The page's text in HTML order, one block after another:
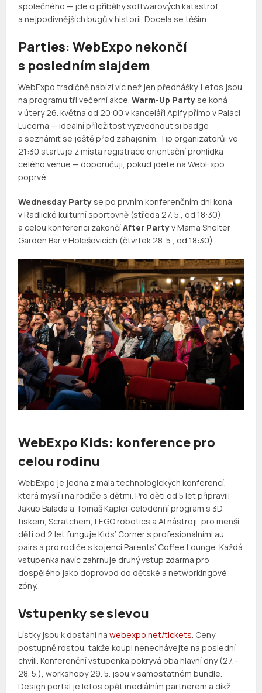
společného — jde o příběhy softwarových katastrof
a nejpodivnějších bugů v historii. Docela se těším.
Parties: WebExpo nekončí
s posledním slajdem
WebExpo tradičně nabízí víc než jen přednášky. Letos jsou
na programu tři večerní akce.Warm-Up Party se koná
v úterý 26. května od 20:00 v kanceláři Apify přímo v Paláci
Lucerna — ideální příležitost vyzvednout si badge
a seznámit se ještě před zahájením. Tip organizátorů: ve
21:30 startuje z místa registrace orientační prohlídka
celého venue — doporučuji, pokud jdete na WebExpo
poprvé.
Wednesday Party se po prvním konferenčním dni koná
v Radlické kulturní sportovně (středa 27. 5., od 18:30)
a celou konferenci zakončíAfter Partyv Mama Shelter
Garden Bar v Holešovicích (čtvrtek 28. 5., od 18:30).
WebExpo Kids: konference pro
celou rodinu
WebExpo je jedna z mála technologických konferencí,
která myslí i na rodiče s dětmi. Pro děti od 5 let připravili
Jakub Balada a Tomáš Kapler celodenní program s 3D
tiskem, Scratchem, LEGO robotics a AI nástroji, pro menší
děti od 2 let funguje Kids’ Corner s profesionálními au
pairs a pro rodiče s kojenci Parents’ Coffee Lounge. Každá
vstupenka navíc zahrnuje druhý vstup zdarma pro
dospělého jako doprovod do dětské a networkingové
zóny.
Vstupenky se slevou
Lístky jsou k dostání nawebexpo.net/tickets . Ceny
postupně rostou, takže koupi nenechávejte na poslední
chvíli. Konferenční vstupenka pokrývá oba hlavní dny (27.–
28. 5.), workshopy 29. 5. jsou v samostatném bundle.
Design portál je letos opět mediálním partnerem a díkž